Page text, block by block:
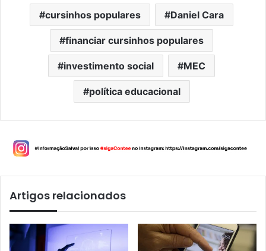
cursinhos populares Daniel Cara
financiar cursinhos populares
investimento social MEC
política educacional
Artigos relacionados